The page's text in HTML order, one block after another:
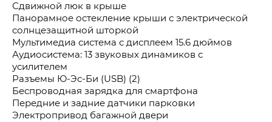
Сдвижной люк в крыше
Панорамное остекление крыши с электрической
солнцезащитной шторкой
Мультимедиа система с дисплеем 15.6 дюймов
Аудиосистема: 13 звуковых динамиков с
усилителем
Разъемы Ю-Эс-Би (USB) (2)
Беспроводная зарядка для смартфона
Передние и задние датчики парковки
Электропривод багажной двери